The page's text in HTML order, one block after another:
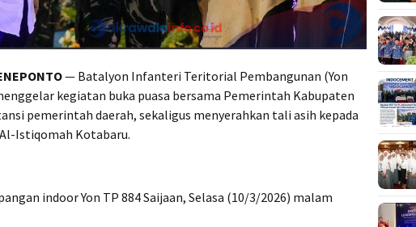
— Batalyon Infanteri Teritorial Pembangunan (Yon
kegiatan buka puasa bersama Pemerintah Kabupaten
pemerintah daerah, sekaligus menyerahkan tali asih kepada
Istiqomah Kotabaru.
indoor Yon TP 884 Saijaan, Selasa (10/3/2026) malam